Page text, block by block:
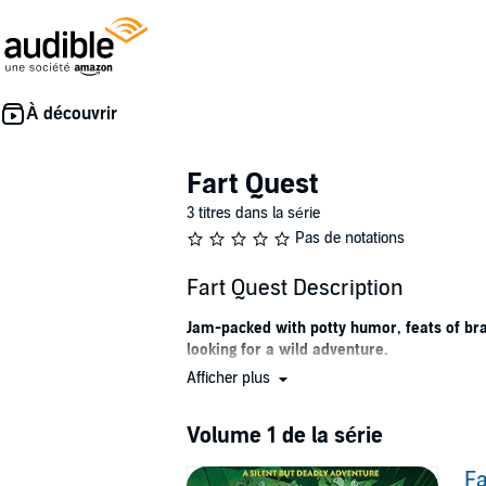
Fart Quest
3 titres dans la série
Pas de notations
Fart Quest Description
Jam-packed with potty humor, feats of
looking for a wild adventure.
chance and embark on a journey they were
Afficher plus
Volume 1 de la série